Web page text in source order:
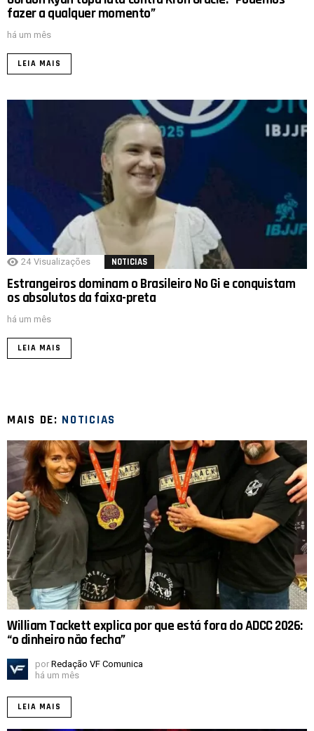
fazer a qualquer momento”
há um mês
LEIA MAIS
24 Visualizações NOTICIAS
Estrangeiros dominam o Brasileiro No Gi e conquistam
os absolutos da faixa-preta
há um mês
LEIA MAIS
MAIS DE: NOTICIAS
William Tackett explica por que está fora do ADCC 2026:
“o dinheiro não fecha”
por Redação VF Comunica
há um mês
LEIA MAIS